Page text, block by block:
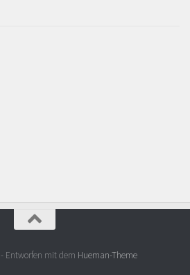
- Entworfen mit dem Hueman-Theme